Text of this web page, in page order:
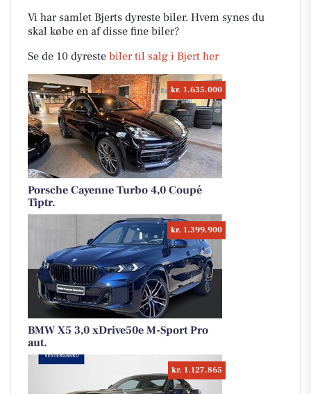
Vi har samlet Bjerts dyreste biler. Hvem synes du
skal købe en af disse fine biler?
Se de 10 dyreste biler til salg i Bjert her
kr. 1.635.000
Porsche Cayenne Turbo 4,0 Coupé
Tiptr.
kr. 1.399.900
BMW X5 3,0 xDrive50e M-Sport Pro
aut.
kr. 1.127.865